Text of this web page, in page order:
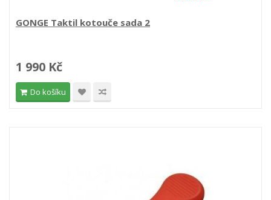
GONGE Taktil kotouče sada 2
1 990 Kč
Do košíku